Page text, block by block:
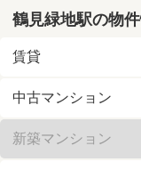
鶴見緑地駅の物
賃貸
中古マンション
新築マンション